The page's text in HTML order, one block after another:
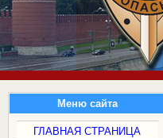
Меню сайта
ГЛАВНАЯ СТРАНИЦА